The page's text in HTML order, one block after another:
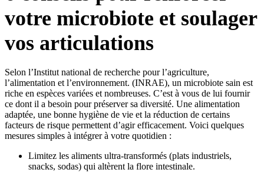
votre microbiote et soulager
vos articulations
Selon l’Institut national de recherche pour l’agriculture,
l’alimentation et l’environnement. (INRAE), un microbiote sain est
riche en espèces variées et nombreuses. C’est à vous de lui fournir
ce dont il a besoin pour préserver sa diversité. Une alimentation
adaptée, une bonne hygiène de vie et la réduction de certains
facteurs de risque permettent d’agir efficacement. Voici quelques
mesures simples à intégrer à votre quotidien :
Limitez les aliments ultra-transformés (plats industriels,
snacks, sodas) qui altèrent la flore intestinale.